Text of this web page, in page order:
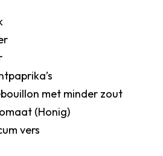
met minder zout
(Honig)
vers